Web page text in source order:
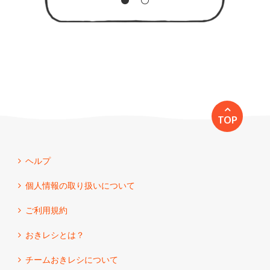
TOP
ヘルプ
個人情報の取り扱いについて
ご利用規約
おきレシとは？
チームおきレシについて